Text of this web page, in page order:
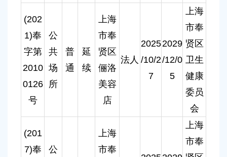
(202
1)奉
字第
2010
0126
号
公
共
场
所
普
通
延
续
上海
市奉
贤区
俪洛
美容
店
法人
2025
/10/2
7
2029
/12/0
5
上海
市奉
贤区
卫生
健康
委员
会
(201
7)奉
公
上海
市奉
上海
市奉